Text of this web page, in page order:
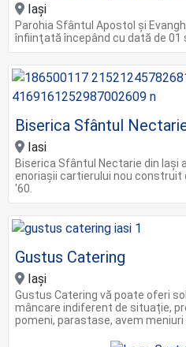
Iași
Parohia Sfântul Apostol şi
înfiinţată începând cu dată de 01
Biserica Sfântul
Iasi
Biserica Sfântul Nectarie din Iași
enoriașii cartierului nou construit
'60.
Gustus Catering
Iași
Gustus Catering vă poate oferi
mâncare indiferent de situație,
pomeni, parastase, avem